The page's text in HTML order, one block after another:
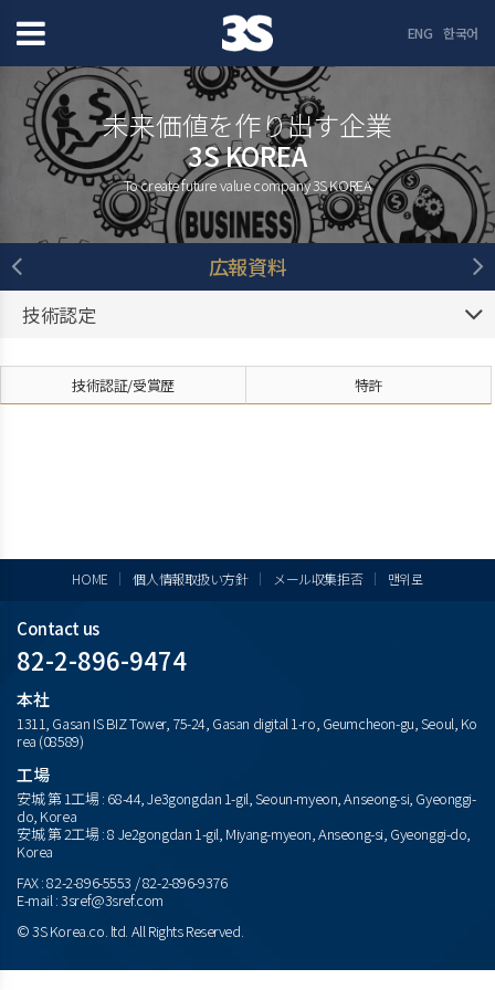
ENG 한국어
未来価値を作り出す企業
3S KOREA
To create future value company 3S KOREA
広報資料
技術認定
技術認証/受賞歴 特許
HOME 個人情報取扱い方針 メール収集拒否 맨위로
Contact us
82-2-896-9474
本社
1311, Gasan IS BIZ Tower, 75-24, Gasan digital 1-ro, Geumcheon-gu, Seoul, Ko
rea (08589)
工場
安城 第 1工場 : 68-44, Je3gongdan 1-gil, Seoun-myeon, Anseong-si, Gyeonggi-
do, Korea
安城 第 2工場 : 8 Je2gongdan 1-gil, Miyang-myeon, Anseong-si, Gyeonggi-do,
Korea
FAX : 82-2-896-5553 / 82-2-896-9376
E-mail : 3sref@3sref.com
© 3S Korea.co. ltd. All Rights Reserved.